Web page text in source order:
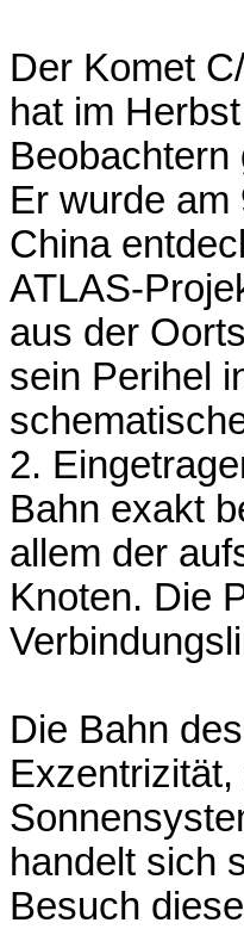
Der Komet
hat im
Er wurde
China
ATLAS-
aus der
sein Perihel
2.
Bahn exakt
allem der
Knoten. Die
Die Bahn
handelt sich
Besuch